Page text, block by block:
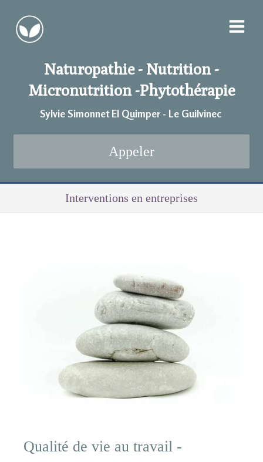
Naturopathie - Nutrition -
Micronutrition -Phytothérapie
Sylvie Simonnet EI Quimper - Le Guilvinec
Appeler
Interventions en entreprises
Qualité de vie au travail -